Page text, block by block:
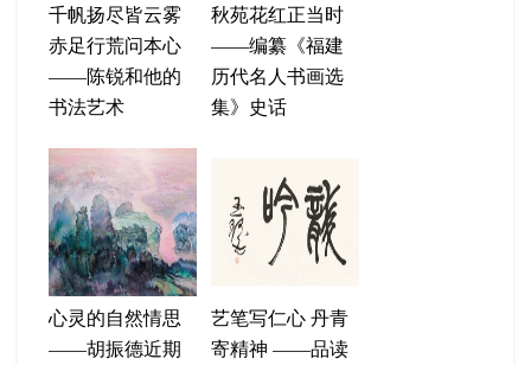
千帆扬尽皆云雾
赤足行荒问本心
——陈锐和他的
书法艺术
秋苑花红正当时
——编纂《福建
历代名人书画选
集》史话
心灵的自然情思
——胡振德近期
艺笔写仁心 丹青
寄精神 ——品读